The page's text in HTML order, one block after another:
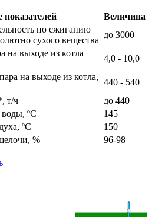
Величина
по сжиганию
сухого вещества
до 3000
на выходе из котла
4,0 - 10,0
на выходе из котла,
440 - 540
т/ч
до 440
воды, ºС
145
ºС
150
%
96-98